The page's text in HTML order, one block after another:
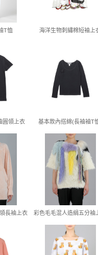
T恤 海洋生物刺繡棉短袖上
圓領上衣 基本款內搭綿(長袖袖T
長袖上衣 彩色毛毛混人造絹五分袖